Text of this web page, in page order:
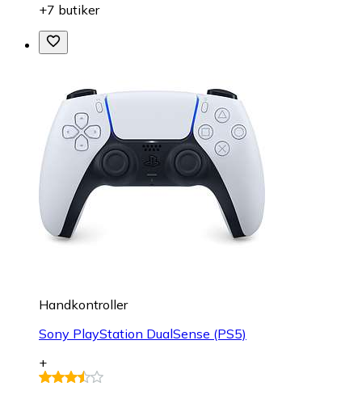
+7 butiker
Handkontroller
Sony PlayStation DualSense (PS5)
+